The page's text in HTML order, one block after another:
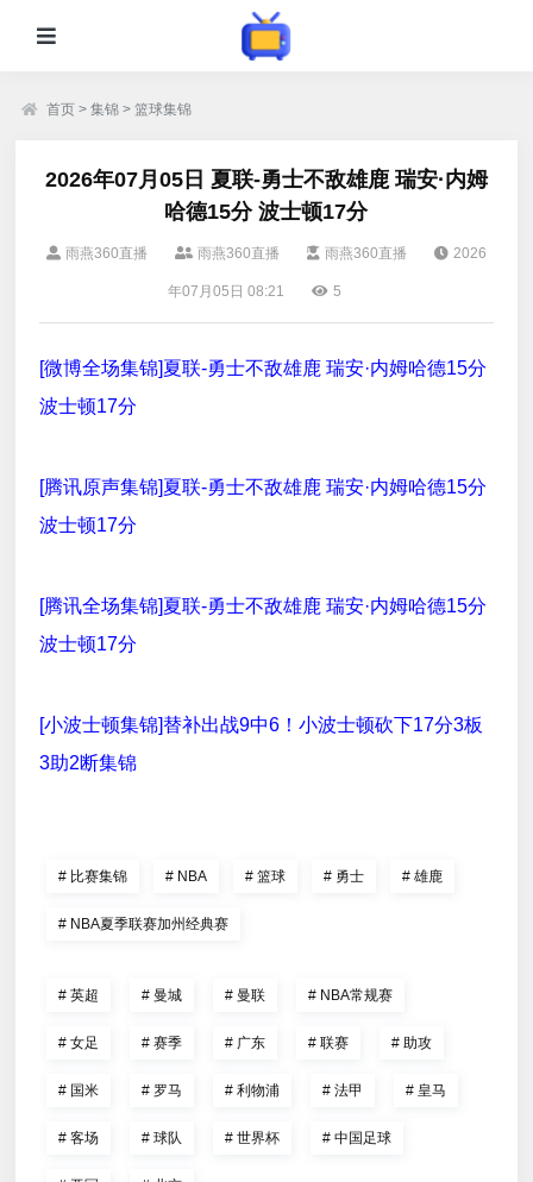
首页 >集锦 >篮球集锦
2026年07月05日 夏联-勇士不敌雄鹿 瑞安·内姆
哈德15分 波士顿17分
雨燕360直播 雨燕360直播 雨燕360直播 2026
年07月05日 08:21 5
[微博全场集锦]夏联-勇士不敌雄鹿 瑞安·内姆哈德15分
波士顿17分
[腾讯原声集锦]夏联-勇士不敌雄鹿 瑞安·内姆哈德15分
波士顿17分
[腾讯全场集锦]夏联-勇士不敌雄鹿 瑞安·内姆哈德15分
波士顿17分
[小波士顿集锦]替补出战9中6！小波士顿砍下17分3板
3助2断集锦
# 比赛集锦 # NBA # 篮球 # 勇士 # 雄鹿
# NBA夏季联赛加州经典赛
# 英超 # 曼城 # 曼联 # NBA常规赛
# 女足 # 赛季 # 广东 # 联赛 # 助攻
# 国米 # 罗马 # 利物浦 # 法甲 # 皇马
# 客场 # 球队 # 世界杯 # 中国足球